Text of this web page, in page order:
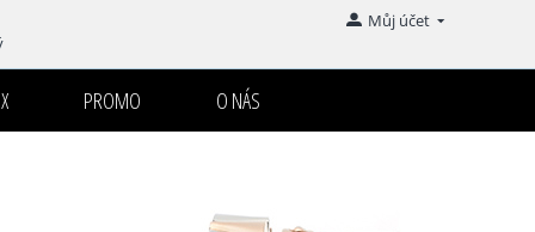
Můj účet
PROMO O NÁS